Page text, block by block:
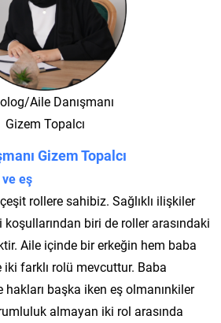
Aile Danışmanı
Gizem Topalcı
Gizem Topalcı
eş
rollere sahibiz. Sağlıklı ilişkiler
biri de roller arasındaki
Aile içinde bir erkeğin hem baba
farklı rolü mevcuttur. Baba
başka iken eş olmanınkiler
almayan iki rol arasında